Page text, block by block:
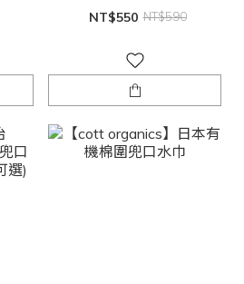
NT$550 NT$590